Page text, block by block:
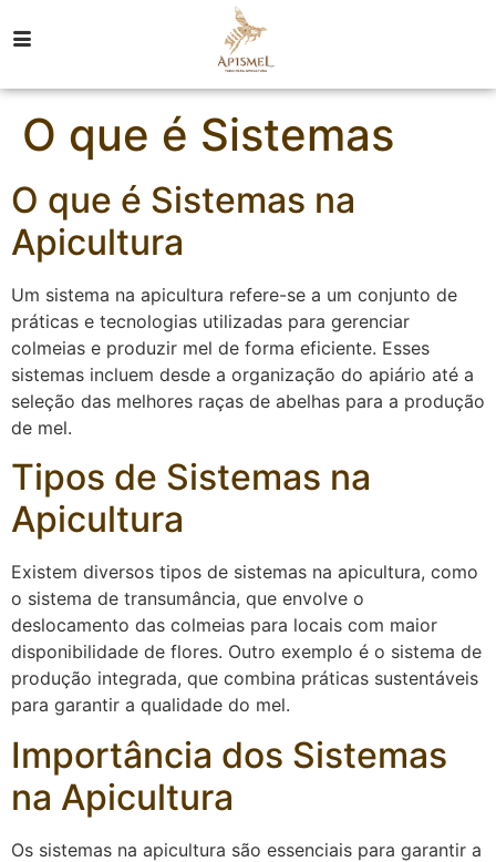
O que é Sistemas
O que é Sistemas na
Apicultura
Um sistema na apicultura refere-se a um conjunto de
práticas e tecnologias utilizadas para gerenciar
colmeias e produzir mel de forma eficiente. Esses
sistemas incluem desde a organização do apiário até a
seleção das melhores raças de abelhas para a produção
de mel.
Tipos de Sistemas na
Apicultura
Existem diversos tipos de sistemas na apicultura, como
o sistema de transumância, que envolve o
deslocamento das colmeias para locais com maior
disponibilidade de flores. Outro exemplo é o sistema de
produção integrada, que combina práticas sustentáveis
para garantir a qualidade do mel.
Importância dos Sistemas
na Apicultura
Os sistemas na apicultura são essenciais para garantir a